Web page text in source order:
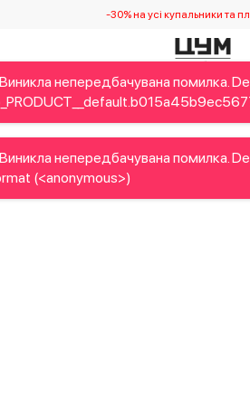
-30% на усі купальники та
Дітям Home&Gifts Українські
непередбачувана помилка.
непередбачувана помилка.
(<anonymous>)